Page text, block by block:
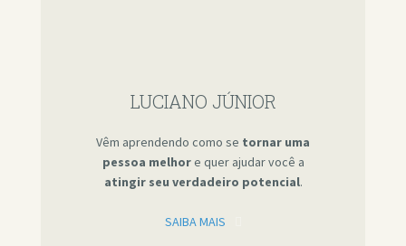
LUCIANO JÚNIOR
Vêm aprendendo como se tornar uma
pessoa melhore quer ajudar você a
atingir seu verdadeiro potencial.
SAIBA MAIS